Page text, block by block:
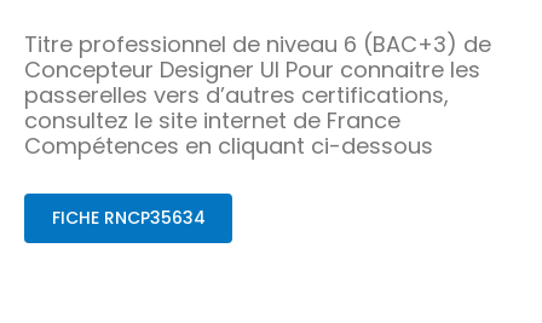
Titre professionnel de niveau 6 (BAC+3) de
Concepteur Designer UI Pour connaitre les
passerelles vers d’autres certifications,
consultez le site internet de France
Compétences en cliquant ci-dessous
FICHE RNCP35634